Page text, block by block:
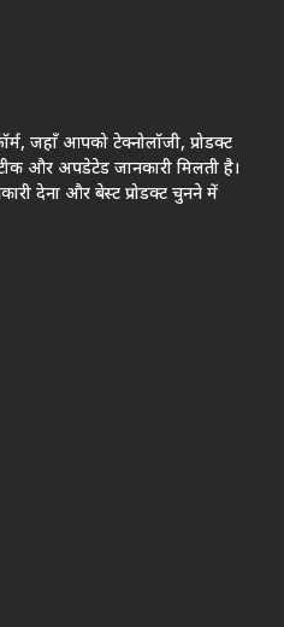
जहाँ आपको टेक्नोलॉजी, प्रोडक्ट
और अपडेटेड जानकारी मिलती है।
देना और बेस्ट प्रोडक्ट चुनने में